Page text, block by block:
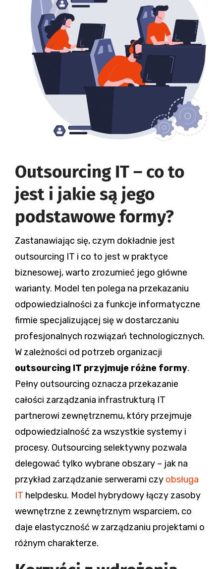
Outsourcing IT – co to
jest i jakie są jego
podstawowe formy?
Zastanawiając się, czym dokładnie jest
outsourcing IT i co to jest w praktyce
biznesowej, warto zrozumieć jego główne
warianty. Model ten polega na przekazaniu
odpowiedzialności za funkcje informatyczne
firmie specjalizującej się w dostarczaniu
profesjonalnych rozwiązań technologicznych.
W zależności od potrzeb organizacji
outsourcing IT przyjmuje różne formy.
Pełny outsourcing oznacza przekazanie
całości zarządzania infrastrukturą IT
partnerowi zewnętrznemu, który przejmuje
odpowiedzialność za wszystkie systemy i
procesy. Outsourcing selektywny pozwala
delegować tylko wybrane obszary – jak na
przykład zarządzanie serwerami czy obsługa
IT helpdesku. Model hybrydowy łączy zasoby
wewnętrzne z zewnętrznym wsparciem, co
daje elastyczność w zarządzaniu projektami o
różnym charakterze.